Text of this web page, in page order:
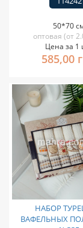
50*70
оптовая (от
Цена за 1
585,00
НАБОР
ВАФЕЛЬНЫХ